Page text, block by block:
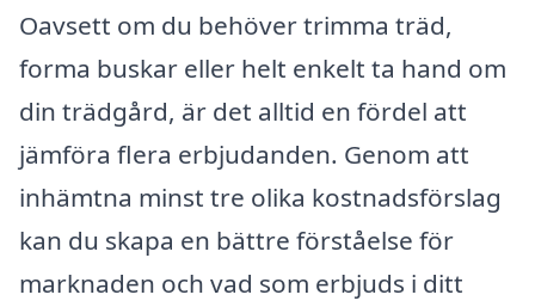
Oavsett om du behöver trimma träd,
forma buskar eller helt enkelt ta hand om
din trädgård, är det alltid en fördel att
jämföra flera erbjudanden. Genom att
inhämtna minst tre olika kostnadsförslag
kan du skapa en bättre förståelse för
marknaden och vad som erbjuds i ditt